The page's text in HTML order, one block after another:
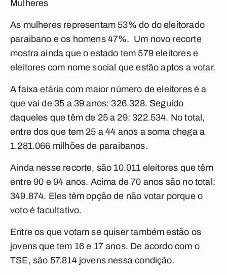
Mulheres
As mulheres representam 53% do do eleitorado
paraibano e os homens 47%. Um novo recorte
mostra ainda que o estado tem 579 eleitores e
eleitores com nome social que estão aptos a votar.
A faixa etária com maior número de eleitores é a
que vai de 35 a 39 anos: 326.328. Seguido
daqueles que têm de 25 a 29: 322.534. No total,
entre dos que tem 25 a 44 anos a soma chega a
1.281.066 milhões de paraibanos.
Ainda nesse recorte, são 10.011 eleitores que têm
entre 90 e 94 anos. Acima de 70 anos são no total:
349.874. Eles têm opção de não votar porque o
voto é facultativo.
Entre os que votam se quiser também estão os
jovens que tem 16 e 17 anos. De acordo com o
TSE, são 57.814 jovens nessa condição.